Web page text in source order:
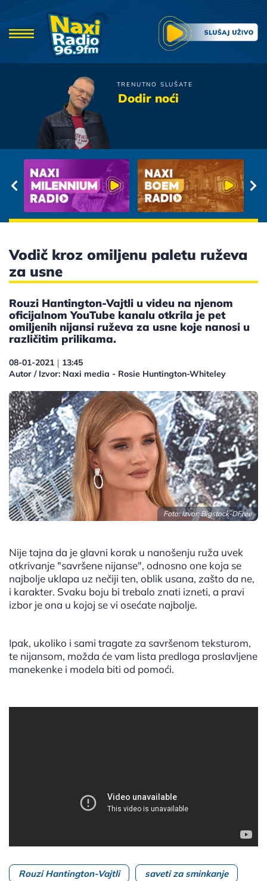
TRENUTNO SLUŠATE
Dodir noći
Vodič kroz omiljenu paletu ruževa
za usne
Rouzi Hantington-Vajtli u videu na njenom
oficijalnom YouTube kanalu otkrila je pet
omiljenih nijansi ruževa za usne koje nanosi u
različitim prilikama.
08-01-2021 | 13:45
Autor / Izvor: Naxi media - Rosie Huntington-Whiteley
Foto: Izvor:Bigstock-DFree
Nije tajna da je glavni korak u nanošenju ruža uvek
otkrivanje "savršene nijanse", odnosno one koja se
najbolje uklapa uz nečiji ten, oblik usana, zašto da ne,
i karakter. Svaku boju bi trebalo znati izneti, a pravi
izbor je ona u kojoj se vi osećate najbolje.
Ipak, ukoliko i sami tragate za savršenom teksturom,
te nijansom, možda će vam lista predloga proslavljene
manekenke i modela biti od pomoći.
Rouzi Hantington-Vajtli saveti za sminkanje